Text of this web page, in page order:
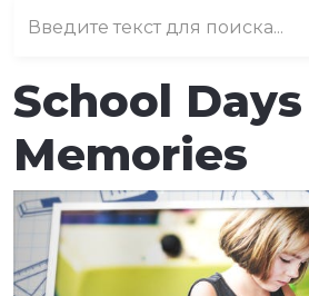
School Days
Memories